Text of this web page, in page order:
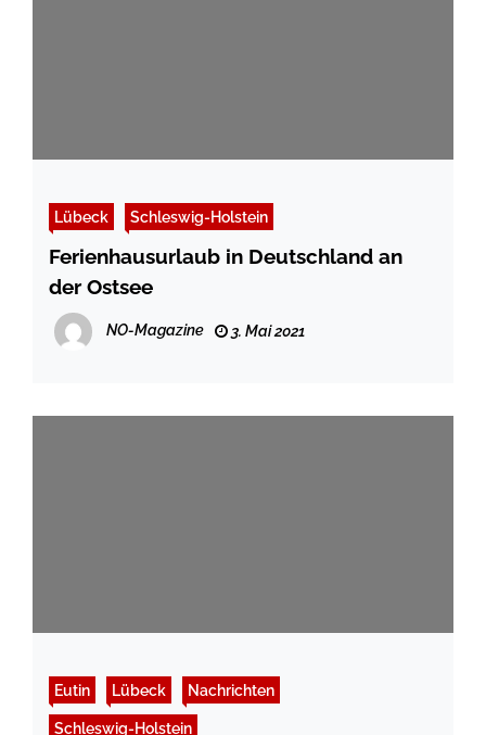
Lübeck Schleswig-Holstein
Ferienhausurlaub in Deutschland an
der Ostsee
NO-Magazine 3. Mai 2021
Eutin Lübeck Nachrichten
Schleswig-Holstein